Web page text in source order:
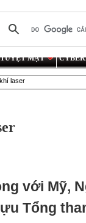
TUYỆT MẬT
laser
với Mỹ,
Tổng